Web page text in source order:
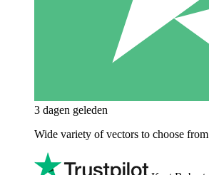
3 dagen geleden
Wide variety of vectors to choose from